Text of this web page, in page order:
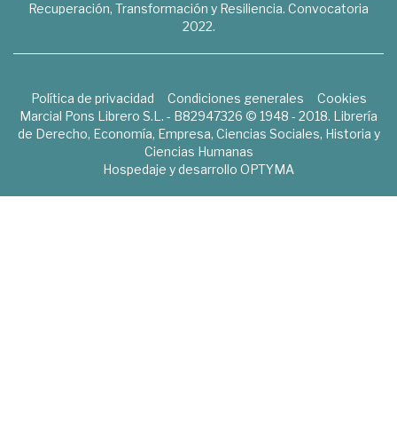
Recuperación, Transformación y Resiliencia. Convocatoria
2022.
Política de privacidad Condiciones generales
Cookies
Marcial Pons Librero S.L. - B82947326 © 1948 - 2018. Librería
de Derecho, Economía, Empresa, Ciencias Sociales, Historia y
Ciencias Humanas
Hospedaje y desarrollo OPTYMA